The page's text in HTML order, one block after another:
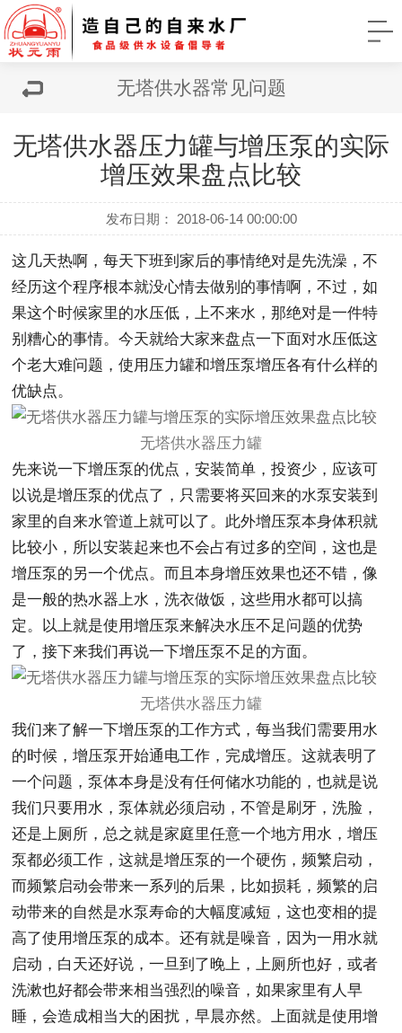
无塔供水器常见问题
无塔供水器压力罐与增压泵的实际
增压效果盘点比较
发布日期： 2018-06-14 00:00:00
这几天热啊，每天下班到家后的事情绝对是先洗澡，不
经历这个程序根本就没心情去做别的事情啊，不过，如
果这个时候家里的水压低，上不来水，那绝对是一件特
别糟心的事情。今天就给大家来盘点一下面对水压低这
个老大难问题，使用压力罐和增压泵增压各有什么样的
优缺点。
无塔供水器压力罐
先来说一下增压泵的优点，安装简单，投资少，应该可
以说是增压泵的优点了，只需要将买回来的水泵安装到
家里的自来水管道上就可以了。此外增压泵本身体积就
比较小，所以安装起来也不会占有过多的空间，这也是
增压泵的另一个优点。而且本身增压效果也还不错，像
是一般的热水器上水，洗衣做饭，这些用水都可以搞
定。以上就是使用增压泵来解决水压不足问题的优势
了，接下来我们再说一下增压泵不足的方面。
无塔供水器压力罐
我们来了解一下增压泵的工作方式，每当我们需要用水
的时候，增压泵开始通电工作，完成增压。这就表明了
一个问题，泵体本身是没有任何储水功能的，也就是说
我们只要用水，泵体就必须启动，不管是刷牙，洗脸，
还是上厕所，总之就是家庭里任意一个地方用水，增压
泵都必须工作，这就是增压泵的一个硬伤，频繁启动，
而频繁启动会带来一系列的后果，比如损耗，频繁的启
动带来的自然是水泵寿命的大幅度减短，这也变相的提
高了使用增压泵的成本。还有就是噪音，因为一用水就
启动，白天还好说，一旦到了晚上，上厕所也好，或者
洗漱也好都会带来相当强烈的噪音，如果家里有人早
睡，会造成相当大的困扰，早晨亦然。上面就是使用增